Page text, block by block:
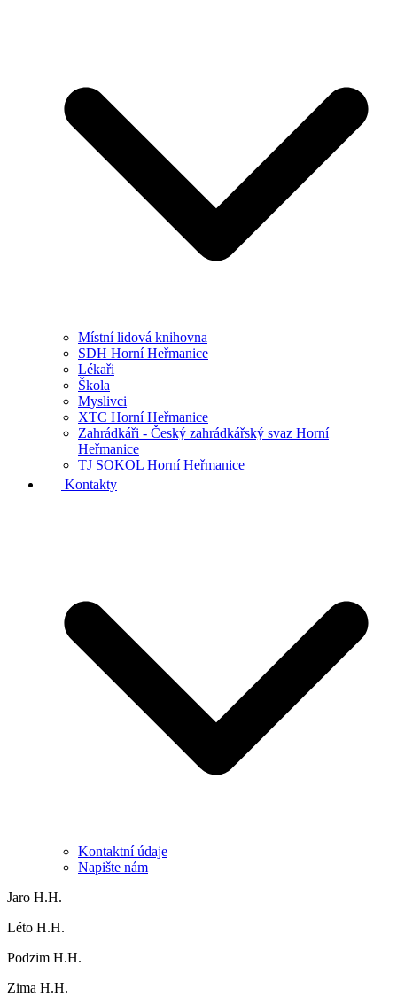
Místní lidová knihovna
SDH Horní Heřmanice
Lékaři
Škola
Myslivci
XTC Horní Heřmanice
Zahrádkáři - Český zahrádkářský svaz Horní
Heřmanice
TJ SOKOL Horní Heřmanice
Kontakty
Kontaktní údaje
Napište nám
Jaro H.H.
Léto H.H.
Podzim H.H.
Zima H.H.